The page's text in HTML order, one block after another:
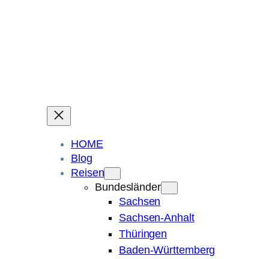
HOME
Blog
Reisen
Bundesländer
Sachsen
Sachsen-Anhalt
Thüringen
Baden-Württemberg